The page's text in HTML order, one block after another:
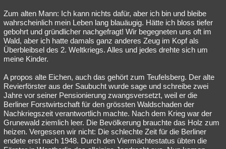
Zum alten Mann: Ich kann nichts dafür, aber ich bin und bleibe
wahrscheinlich mein Leben lang blauäugig. Hätte ich bloss tiefer
gebohrt und gründlicher nachgefragt! Wir begegneten uns oft im
Wald, aber ich hatte damals ganz anderes Zeug im Kopf als
Überbleibsel des 2. Weltkriegs. Alles und jedes drehte sich um
meine Kinder.
A propos alte Eichen, auch das gehört zum Teufelsberg. Der alte
Revierförster aus der Saubucht wurde sage und schreibe zwei
Jahre vor seiner Pensionierung zwangsversetzt, weil er die
Berliner Forstwirtschaft für den grössten Waldschaden der
Nachkriegszeit verantwortlich machte. Nach dem Krieg war der
Grunewald ziemlich leer. Die Bevölkerung brauchte das Holz zum
heizen. Vergessen wir nicht: Die schlechte Zeit für die Berliner
endete erst nach 1948. Durch den Viermächtestatus übten die